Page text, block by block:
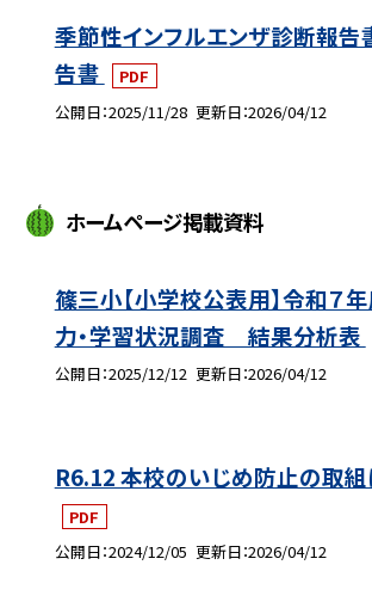
季節性インフルエンザ診断報告
告書
PDF
公開日 2025/11/28 更新日 2026/04/12
ホームページ掲載資料
篠三小【小学校公表用】令和７
力・学習状況調査 結果分析表
公開日 2025/12/12 更新日 2026/04/12
R6.12 本校のいじめ防止の取組
PDF
公開日 2024/12/05 更新日 2026/04/12